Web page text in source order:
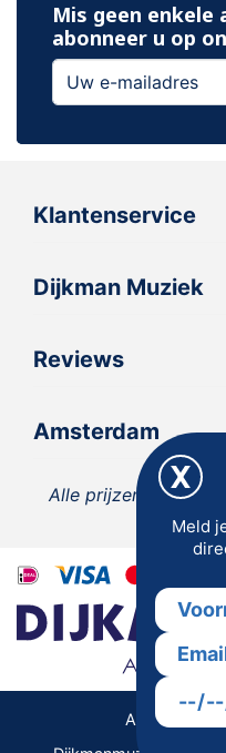
Mis geen enkele
abonneer u op
Klantenservice
Dijkman Muziek
Reviews
Amsterdam
Alle prijzen zijn
Algemene
Meld